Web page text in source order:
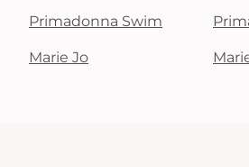
Primadonna Swim
Marie Jo